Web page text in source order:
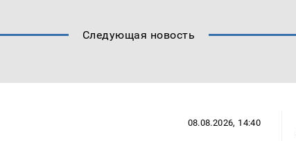
Следующая новость
08.08.2026, 14:40